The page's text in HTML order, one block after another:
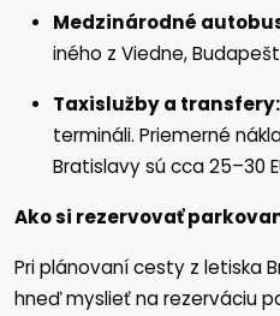
Medzinárodné
iného z Viedne,
Taxislužby a transfery:
termináli. Priemerné
Bratislavy sú cca 25–30
Ako si rezervovať
Pri plánovaní cesty z letiska
hneď myslieť na rezerváciu